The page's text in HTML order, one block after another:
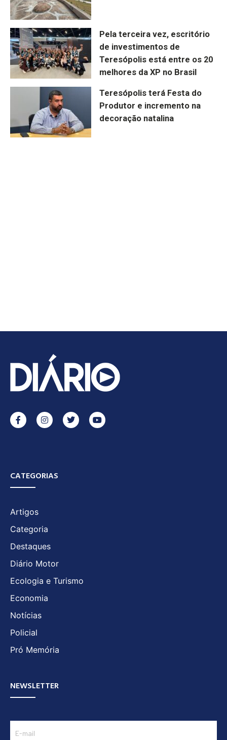
Pela terceira vez, escritório
de investimentos de
Teresópolis está entre os 20
melhores da XP no Brasil
Teresópolis terá Festa do
Produtor e incremento na
decoração natalina
CATEGORIAS
Artigos
Categoria
Destaques
Diário Motor
Ecologia e Turismo
Economia
Notícias
Policial
Pró Memória
NEWSLETTER